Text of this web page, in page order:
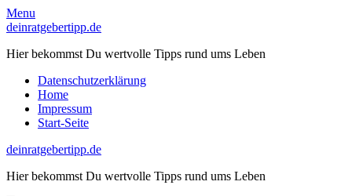
Skip
to
Menu
deinratgebertipp.de
Hier bekommst Du wertvolle Tipps rund ums Leben
Datenschutzerklärung
Home
Impressum
Start-Seite
deinratgebertipp.de
Hier bekommst Du wertvolle Tipps rund ums Leben